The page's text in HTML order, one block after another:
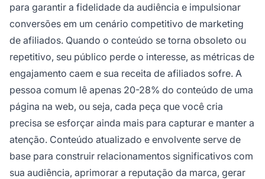
para garantir a fidelidade da audiência e impulsionar
conversões em um cenário competitivo de marketing
de afiliados. Quando o conteúdo se torna obsoleto ou
repetitivo, seu público perde o interesse, as métricas de
engajamento caem e sua receita de afiliados sofre. A
pessoa comum lê apenas 20-28% do conteúdo de uma
página na web, ou seja, cada peça que você cria
precisa se esforçar ainda mais para capturar e manter a
atenção. Conteúdo atualizado e envolvente serve de
base para construir relacionamentos significativos com
sua audiência, aprimorar a reputação da marca, gerar